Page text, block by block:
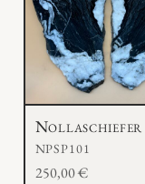
Nollaschiefer
NPSP101
250,00€